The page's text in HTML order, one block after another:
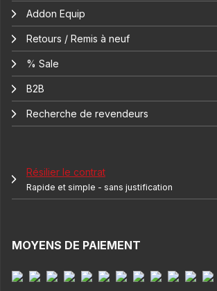
Addon Equip
Retours / Remis à neuf
% Sale
B2B
Recherche de revendeurs
Résilier le contrat
Rapide et simple - sans justification
MOYENS DE PAIEMENT